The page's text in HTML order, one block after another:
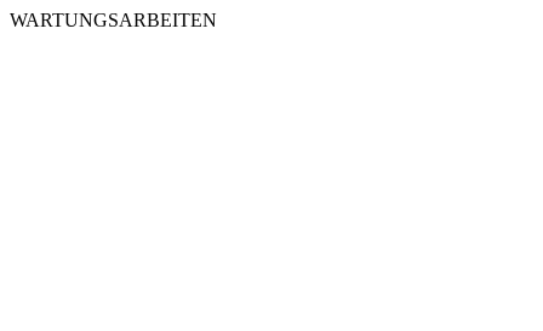
WARTUNGSARBEITEN